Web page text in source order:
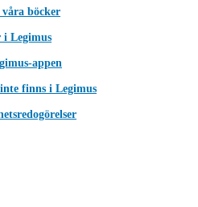
våra böcker
Legimus
appen
finns i Legimus